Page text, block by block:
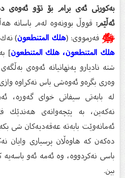
بەكورتی ئەی برام بۆ تۆو ئەوەی
ئەڵێم:قووڵ بوونەوە لەم باسانە
ﷺفەرمووی: (هلك المتنطعون) نەك
هلك المتنطعون، هلك المتنطعون]
شتە نادیارو پەنهانیانە ئەوەی
وەری بگرەو ئەوەشی باس نەكراوە
لە بابەتی سیفاتی خوای گەورە،
نەكەین، بە پێچەوانەی هەندێك
ئەمانەوێت بابەتە عەقەدیەكان شی
دەكەن كە هاوەڵان پرسیاری وایان
باسی نەكردووە، وە ئەمە ئەو باسەیە
بین.